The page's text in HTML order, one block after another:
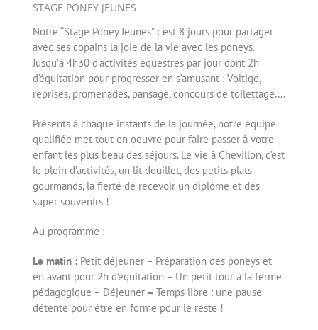
STAGE PONEY JEUNES
Notre “Stage Poney Jeunes” c’est 8 jours pour partager
avec ses copains la joie de la vie avec les poneys.
Jusqu’à 4h30 d’activités équestres par jour dont 2h
d’équitation pour progresser en s’amusant : Voltige,
reprises, promenades, pansage, concours de toilettage….
Présents à chaque instants de la journée, notre équipe
qualifiée met tout en oeuvre pour faire passer à votre
enfant les plus beau des séjours. Le vie à Chevillon, c’est
le plein d’activités, un lit douillet, des petits plats
gourmands, la fierté de recevoir un diplôme et des
super souvenirs !
Au programme :
Le matin : Petit déjeuner – Préparation des poneys et
en avant pour 2h d’équitation – Un petit tour à la ferme
pédagogique – Déjeuner– Temps libre : une pause
détente pour être en forme pour le reste !